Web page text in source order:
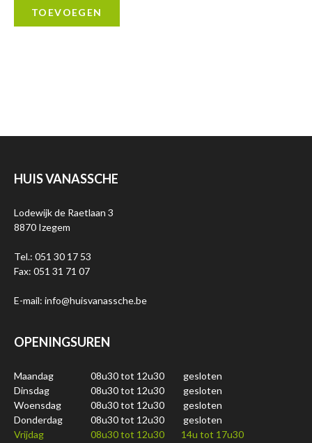
TOEVOEGEN
HUIS VANASSCHE
Lodewijk de Raetlaan 3
8870 Izegem
Tel.: 051 30 17 53
Fax: 051 31 71 07
E-mail: info@huisvanassche.be
OPENINGSUREN
Maandag 08u30 tot 12u30
gesloten
Dinsdag
08u30 tot 12u30
gesloten
Woensdag
08u30 tot 12u30
gesloten
Donderdag
08u30 tot 12u30
gesloten
Vrijdag
08u30 tot 12u30
14u tot 17u30